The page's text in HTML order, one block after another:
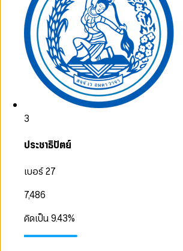
3
ประชาธิปัตย์
เบอร์ 27
7,486
คิดเป็น9.43%